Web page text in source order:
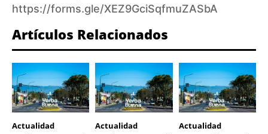
https://forms.gle/XEZ9GciSqfmuZASbA
Artículos Relacionados
Actualidad Actualidad Actualidad